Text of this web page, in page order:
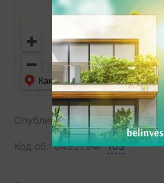
Как добраться API Карт
Опубликовано:25.05.2025
Код об.:649579 103